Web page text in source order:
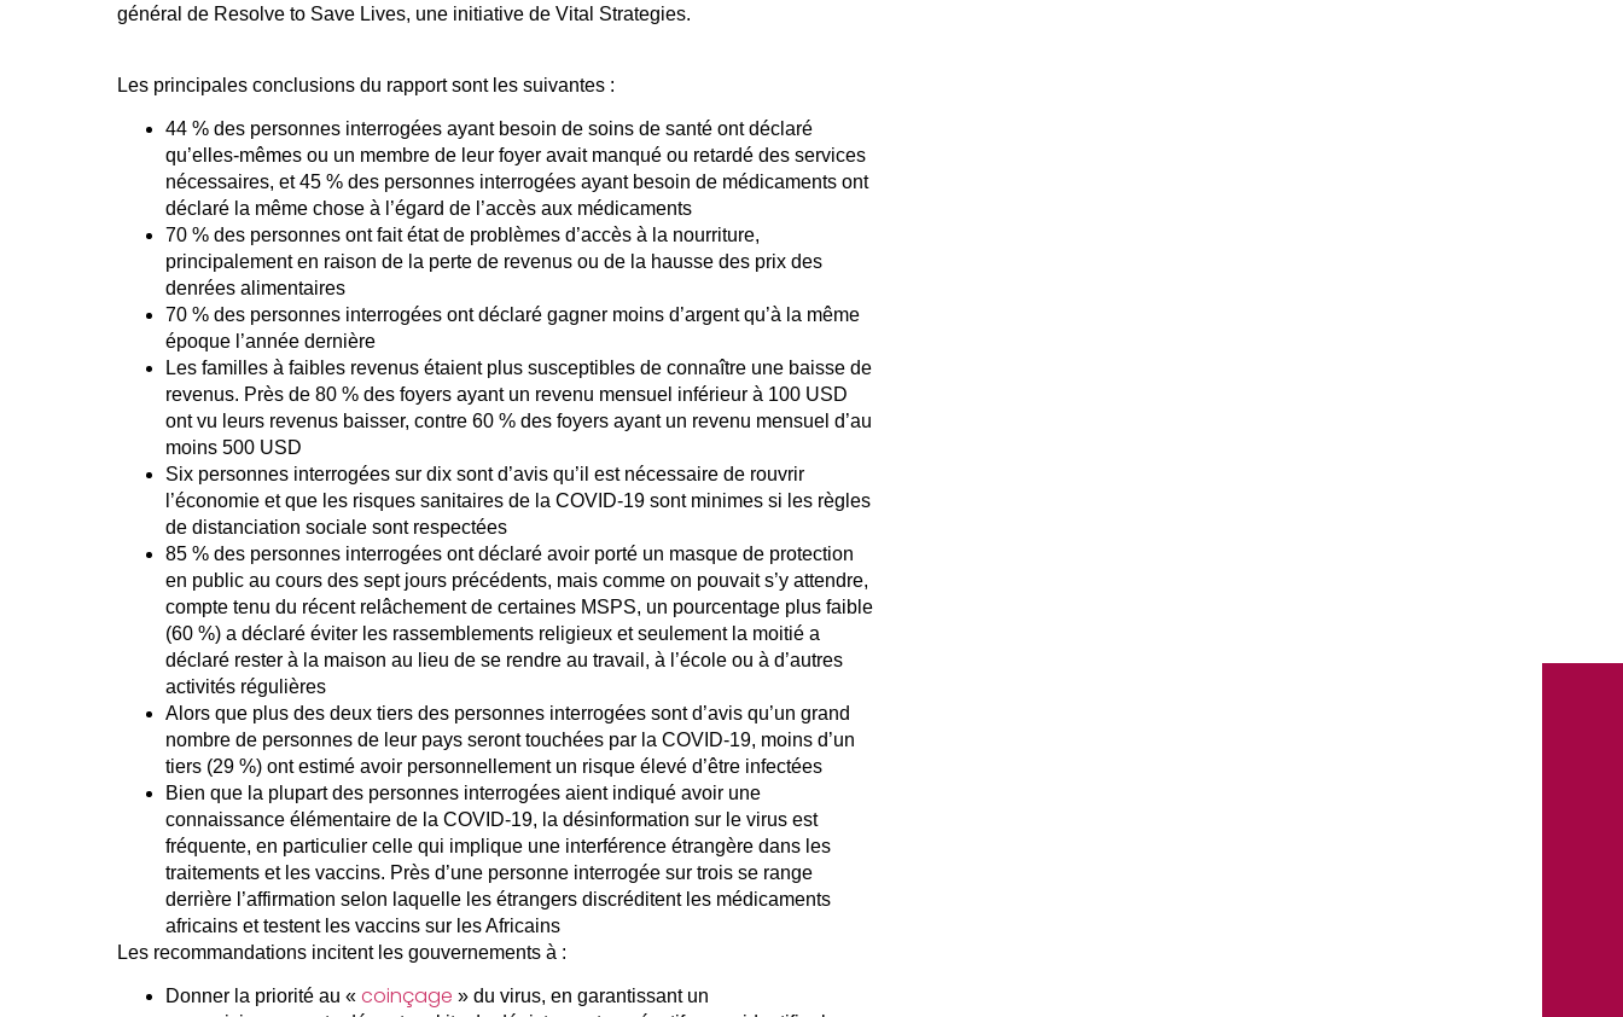
général de Resolve to Save Lives, une initiative de Vital Strategies.
Les principales conclusions du rapport sont les suivantes :
44 % des personnes interrogées ayant besoin de soins de santé ont déclaré
qu’elles-mêmes ou un membre de leur foyer avait manqué ou retardé des services
nécessaires, et 45 % des personnes interrogées ayant besoin de médicaments ont
déclaré la même chose à l’égard de l’accès aux médicaments
70 % des personnes ont fait état de problèmes d’accès à la nourriture,
principalement en raison de la perte de revenus ou de la hausse des prix des
denrées alimentaires
70 % des personnes interrogées ont déclaré gagner moins d’argent qu’à la même
époque l’année dernière
Les familles à faibles revenus étaient plus susceptibles de connaître une baisse de
revenus. Près de 80 % des foyers ayant un revenu mensuel inférieur à 100 USD
ont vu leurs revenus baisser, contre 60 % des foyers ayant un revenu mensuel d’au
moins 500 USD
Six personnes interrogées sur dix sont d’avis qu’il est nécessaire de rouvrir
l’économie et que les risques sanitaires de la COVID-19 sont minimes si les règles
de distanciation sociale sont respectées
85 % des personnes interrogées ont déclaré avoir porté un masque de protection
en public au cours des sept jours précédents, mais comme on pouvait s’y attendre,
compte tenu du récent relâchement de certaines MSPS, un pourcentage plus faible
(60 %) a déclaré éviter les rassemblements religieux et seulement la moitié a
déclaré rester à la maison au lieu de se rendre au travail, à l’école ou à d’autres
activités régulières
Alors que plus des deux tiers des personnes interrogées sont d’avis qu’un grand
nombre de personnes de leur pays seront touchées par la COVID-19, moins d’un
tiers (29 %) ont estimé avoir personnellement un risque élevé d’être infectées
Bien que la plupart des personnes interrogées aient indiqué avoir une
connaissance élémentaire de la COVID-19, la désinformation sur le virus est
fréquente, en particulier celle qui implique une interférence étrangère dans les
traitements et les vaccins. Près d’une personne interrogée sur trois se range
derrière l’affirmation selon laquelle les étrangers discréditent les médicaments
africains et testent les vaccins sur les Africains
Les recommandations incitent les gouvernements à :
Donner la priorité au « coinçage » du virus, en garantissant un